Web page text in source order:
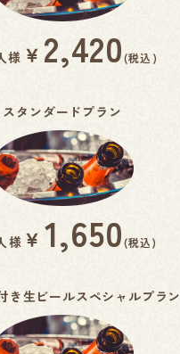
様 ￥ 2,420(税込)
スタンダードプラン
様 ￥ 1,650(税込)
き生ビールスペシャルプラン